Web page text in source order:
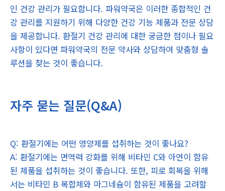
인 건강 관리가 필요합니다. 파워약국은 이러한 종합적인 건
강 관리를 지원하기 위해 다양한 건강 기능 제품과 전문 상담
을 제공합니다. 환절기 건강 관리에 대한 궁금한 점이나 필요
사항이 있다면 파워약국의 전문 약사와 상담하여 맞춤형 솔
루션을 찾는 것이 좋습니다.
자주 묻는 질문(Q&A)
Q: 환절기에는 어떤 영양제를 섭취하는 것이 좋나요?
A: 환절기에는 면역력 강화를 위해 비타민 C와 아연이 함유
된 제품을 섭취하는 것이 좋습니다. 또한, 피로 회복을 위해
서는 비타민 B 복합체와 마그네슘이 함유된 제품을 고려할